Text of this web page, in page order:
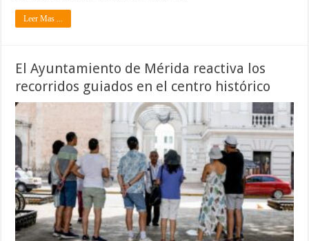
Leer Mas ...
El Ayuntamiento de Mérida reactiva los
recorridos guiados en el centro histórico